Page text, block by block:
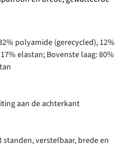
polyamide (gerecycled), 12%
elastan; Bovenste laag: 80%
aan de achterkant
standen, verstelbaar, brede en